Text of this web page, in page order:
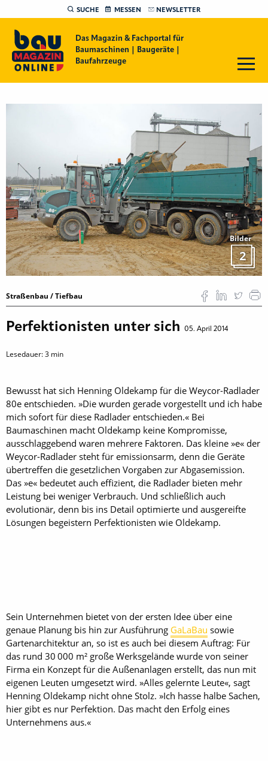
SUCHE MESSEN NEWSLETTER
Das Magazin & Fachportal für
Baumaschinen | Baugeräte |
Baufahrzeuge
Bilder
2
Straßenbau / Tiefbau
Perfektionisten unter sich 05. April 2014
Lesedauer:3 min
Bewusst hat sich Henning ­Oldekamp für die Weycor-Radlader
80e entschieden. »Die wurden gerade vorgestellt und ich habe
mich sofort für diese Radlader entschieden.« Bei
Baumaschinen macht Oldekamp keine Kompromisse,
ausschlaggebend waren mehrere Faktoren. Das kleine »e« der
Weycor-Radlader steht für emissionsarm, denn die Geräte
übertreffen die gesetzlichen Vorgaben zur Abgasemission.
Das »e« bedeutet auch effizient, die Radlader bieten mehr
Leistung bei weniger Verbrauch. Und schließlich auch
evolutionär, denn bis ins Detail optimierte und ausgereifte
Lösungen begeistern Perfektionisten wie Oldekamp.
Sein Unternehmen bietet von der ersten Idee über eine
genaue Planung bis hin zur Ausführung GaLaBau sowie
Gartenarchitektur an, so ist es auch bei diesem Auftrag: Für
das rund 30 000 m² große Werksgelände wurde von seiner
Firma ein Konzept für die Außenanlagen erstellt, das nun mit
eigenen Leuten umgesetzt wird. »Alles gelernte Leute«, sagt
Henning Oldekamp nicht ohne Stolz. »Ich hasse halbe Sachen,
hier gibt es nur Perfektion. Das macht den Erfolg eines
Unternehmens aus.«